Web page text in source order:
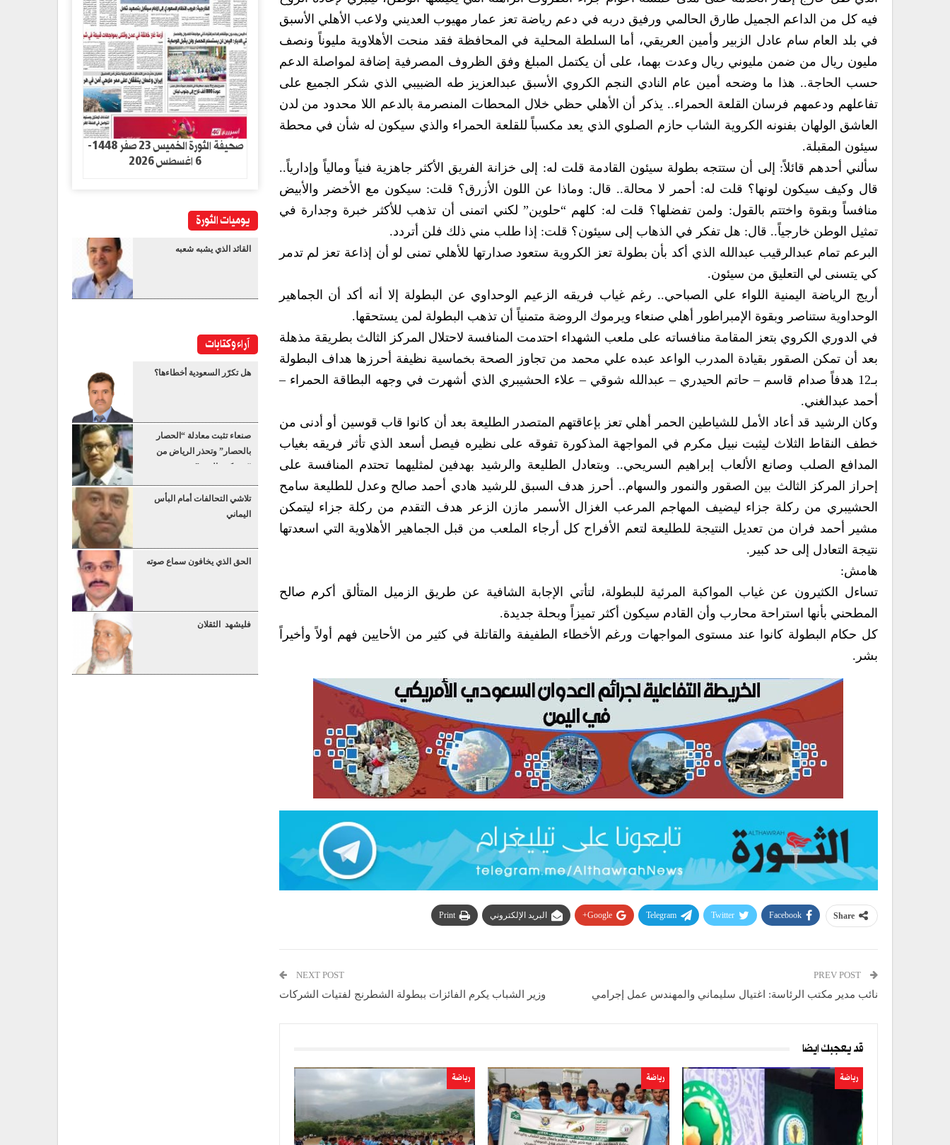
فيه كل من الداعم الجميل طارق الحالمي ورفيق دربه في دعم رياضة تعز عمار مهيوب العديني ولاعب الأهلي الأسبق
في بلد العام سام عادل الزبير وأمين العريقي، أما السلطة المحلية في المحافظة فقد منحت الأهلاوية مليوناً ونصف
مليون ريال من ضمن مليوني ريال وعدت بهما، على أن يكتمل المبلغ وفق الظروف المصرفية إضافة لمواصلة الدعم
حسب الحاجة.. هذا ما وضحه أمين عام النادي النجم الكروي الأسبق عبدالعزيز طه الضبيبي الذي شكر الجميع على
تفاعلهم ودعمهم فرسان القلعة الحمراء.. يذكر أن الأهلي حظي خلال المحطات المنصرمة بالدعم اللا محدود من لدن
العاشق الولهان بفنونه الكروية الشاب حازم الصلوي الذي يعد مكسباً للقلعة الحمراء والذي سيكون له شأن في محطة
سيئون المقبلة.
سألني أحدهم قائلاً: إلى أن ستتجه بطولة سيئون القادمة قلت له: إلى خزانة الفريق الأكثر جاهزية فنياً ومالياً وإدارياً..
قال وكيف سيكون لونها؟ قلت له: أحمر لا محالة.. قال: وماذا عن اللون الأزرق؟ قلت: سيكون مع الأخضر والأبيض
منافساً وبقوة واختتم بالقول: ولمن تفضلها؟ قلت له: كلهم “حلوين” لكني اتمنى أن تذهب للأكثر خبرة وجدارة في
تمثيل الوطن خارجياً.. قال: هل تفكر في الذهاب إلى سيئون؟ قلت: إذا طلب مني ذلك فلن أتردد.
البرعم تمام عبدالرقيب عبدالله الذي أكد بأن بطولة تعز الكروية ستعود صدارتها للأهلي تمنى لو أن إذاعة تعز لم تدمر
كي يتسنى لي التعليق من سيئون.
أريج الرياضة اليمنية اللواء علي الصباحي.. رغم غياب فريقه الزعيم الوحداوي عن البطولة إلا أنه أكد أن الجماهير
الوحداوية ستناصر وبقوة الإمبراطور أهلي صنعاء ويرموك الروضة متمنياً أن تذهب البطولة لمن يستحقها.
في الدوري الكروي بتعز المقامة منافساته على ملعب الشهداء احتدمت المنافسة لاحتلال المركز الثالث بطريقة مذهلة
بعد أن تمكن الصقور بقيادة المدرب الواعد عبده علي محمد من تجاوز الصحة بخماسية نظيفة أحرزها هداف البطولة
بـ12 هدفاً صدام قاسم – حاتم الحيدري – عبدالله شوقي – علاء الحشيبري الذي أشهرت في وجهه البطاقة الحمراء –
أحمد عبدالغني.
وكان الرشيد قد أعاد الأمل للشياطين الحمر أهلي تعز بإعاقتهم المتصدر الطليعة بعد أن كانوا قاب قوسين أو أدنى من
خطف النقاط الثلاث ليثبت نبيل مكرم في المواجهة المذكورة تفوقه على نظيره فيصل أسعد الذي تأثر فريقه بغياب
المدافع الصلب وصانع الألعاب إبراهيم السريحي.. وبتعادل الطليعة والرشيد بهدفين لمثليهما تحتدم المنافسة على
إحراز المركز الثالث بين الصقور والنمور والسهام.. أحرز هدف السبق للرشيد هادي أحمد صالح وعدل للطليعة سامح
الحشيبري من ركلة جزاء ليضيف المهاجم المرعب الغزال الأسمر مازن الزعر هدف التقدم من ركلة جزاء ليتمكن
مشير أحمد فران من تعديل النتيجة للطليعة لتعم الأفراح كل أرجاء الملعب من قبل الجماهير الأهلاوية التي اسعدتها
نتيجة التعادل إلى حد كبير.
هامش:
تساءل الكثيرون عن غياب المواكبة المرئية للبطولة، لتأتي الإجابة الشافية عن طريق الزميل المتألق أكرم صالح
المطحني بأنها استراحة محارب وأن القادم سيكون أكثر تميزاً وبحلة جديدة.
كل حكام البطولة كانوا عند مستوى المواجهات ورغم الأخطاء الطفيفة والقاتلة في كثير من الأحايين فهم أولاً وأخيراً
بشر.
Share
Facebook
Twitter
Telegram
Google+ البريد الإلكتروني Print
نائب مدير مكتب الرئاسة: اغتيال سليماني والمهندس عمل إجرامي
NEXT POST
وزير الشباب يكرم الفائزات ببطولة الشطرنج لفتيات الشركات
قد يعجبك ايضا
رياضة رياضة رياضة
صحيفة الثورة الخميس 23 صفر 1448-
6 اغسطس 2026
يوميات الثورة
القائد الذي يشبه شعبه
آراء وكتابات
هل تكرّر السعودية أخطاءها؟
صنعاء تثبت معادلة “الحصار
بالحصار” وتحذر الرياض من
“عسكرة البحر”
تلاشي التحالفات أمام البأس
اليماني
الحق الذي يخافون سماع صوته
فليشهد الثقلان